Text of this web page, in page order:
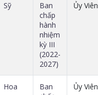
Sỹ
Ban
chấp
hành
nhiệm
kỳ III
(2022-
2027)
Ủy Viên
Hoa
Ban
Ủy Viên